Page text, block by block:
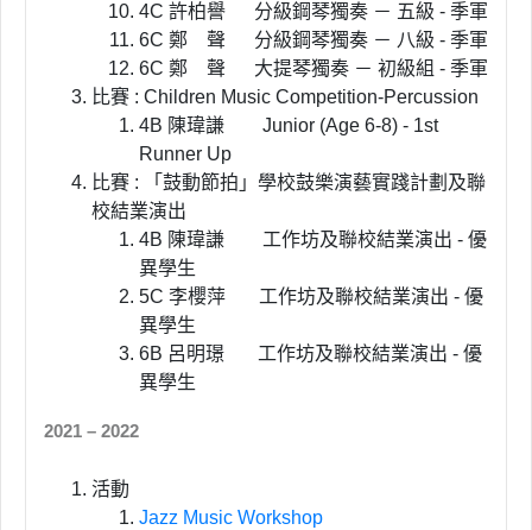
4C 許柏譽 分級鋼琴獨奏 － 五級 - 季軍
6C 鄭 聲 分級鋼琴獨奏 － 八級 - 季軍
6C 鄭 聲 大提琴獨奏 － 初級組 - 季軍
比賽 : Children Music Competition-Percussion
4B 陳瑋謙 Junior (Age 6-8) - 1st
Runner Up
比賽 : 「鼓動節拍」學校鼓樂演藝實踐計劃及聯
校結業演出
4B 陳瑋謙 工作坊及聯校結業演出 - 優
異學生
5C 李櫻萍 工作坊及聯校結業演出 - 優
異學生
6B 呂明璟 工作坊及聯校結業演出 - 優
異學生
2021 – 2022
活動
Jazz Music Workshop